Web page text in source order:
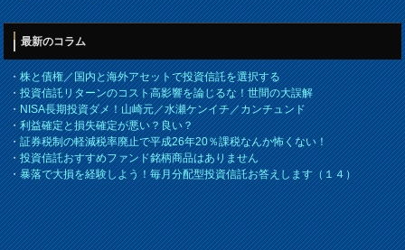
最新のコラム
・株と債権／国内と海外アセットで投資信託を選択する
・投資信託リターンのコスト高影響を論じるな！世間の大誤解
・NISA長期投資ダメ！山崎元／水瀬ケンイチ／カンチュンド
・利益確定と損失確定が悪い？良い？
・証券税制の軽減税率廃止で平成26年20％課税なんか怖くない！
・投資信託おすすめファンド銘柄商品はありません
・暴落で大損を経験しよう！毎月分配型投資信託お答えします（１４）